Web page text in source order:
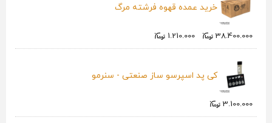
خرید عمده قهوه فرشته مرگ
38.400.000
1.210.000
کی پد اسپرسو ساز صنعتی - سنرمو
3.100.000